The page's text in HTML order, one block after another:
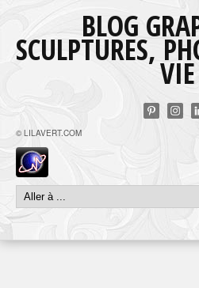
BLOG
SCULPTURES,
VIE
© LILAVERT.COM